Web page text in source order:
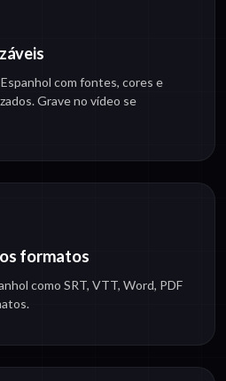
com fontes, cores e
Grave no vídeo se
formatos
como SRT, VTT, Word, PDF